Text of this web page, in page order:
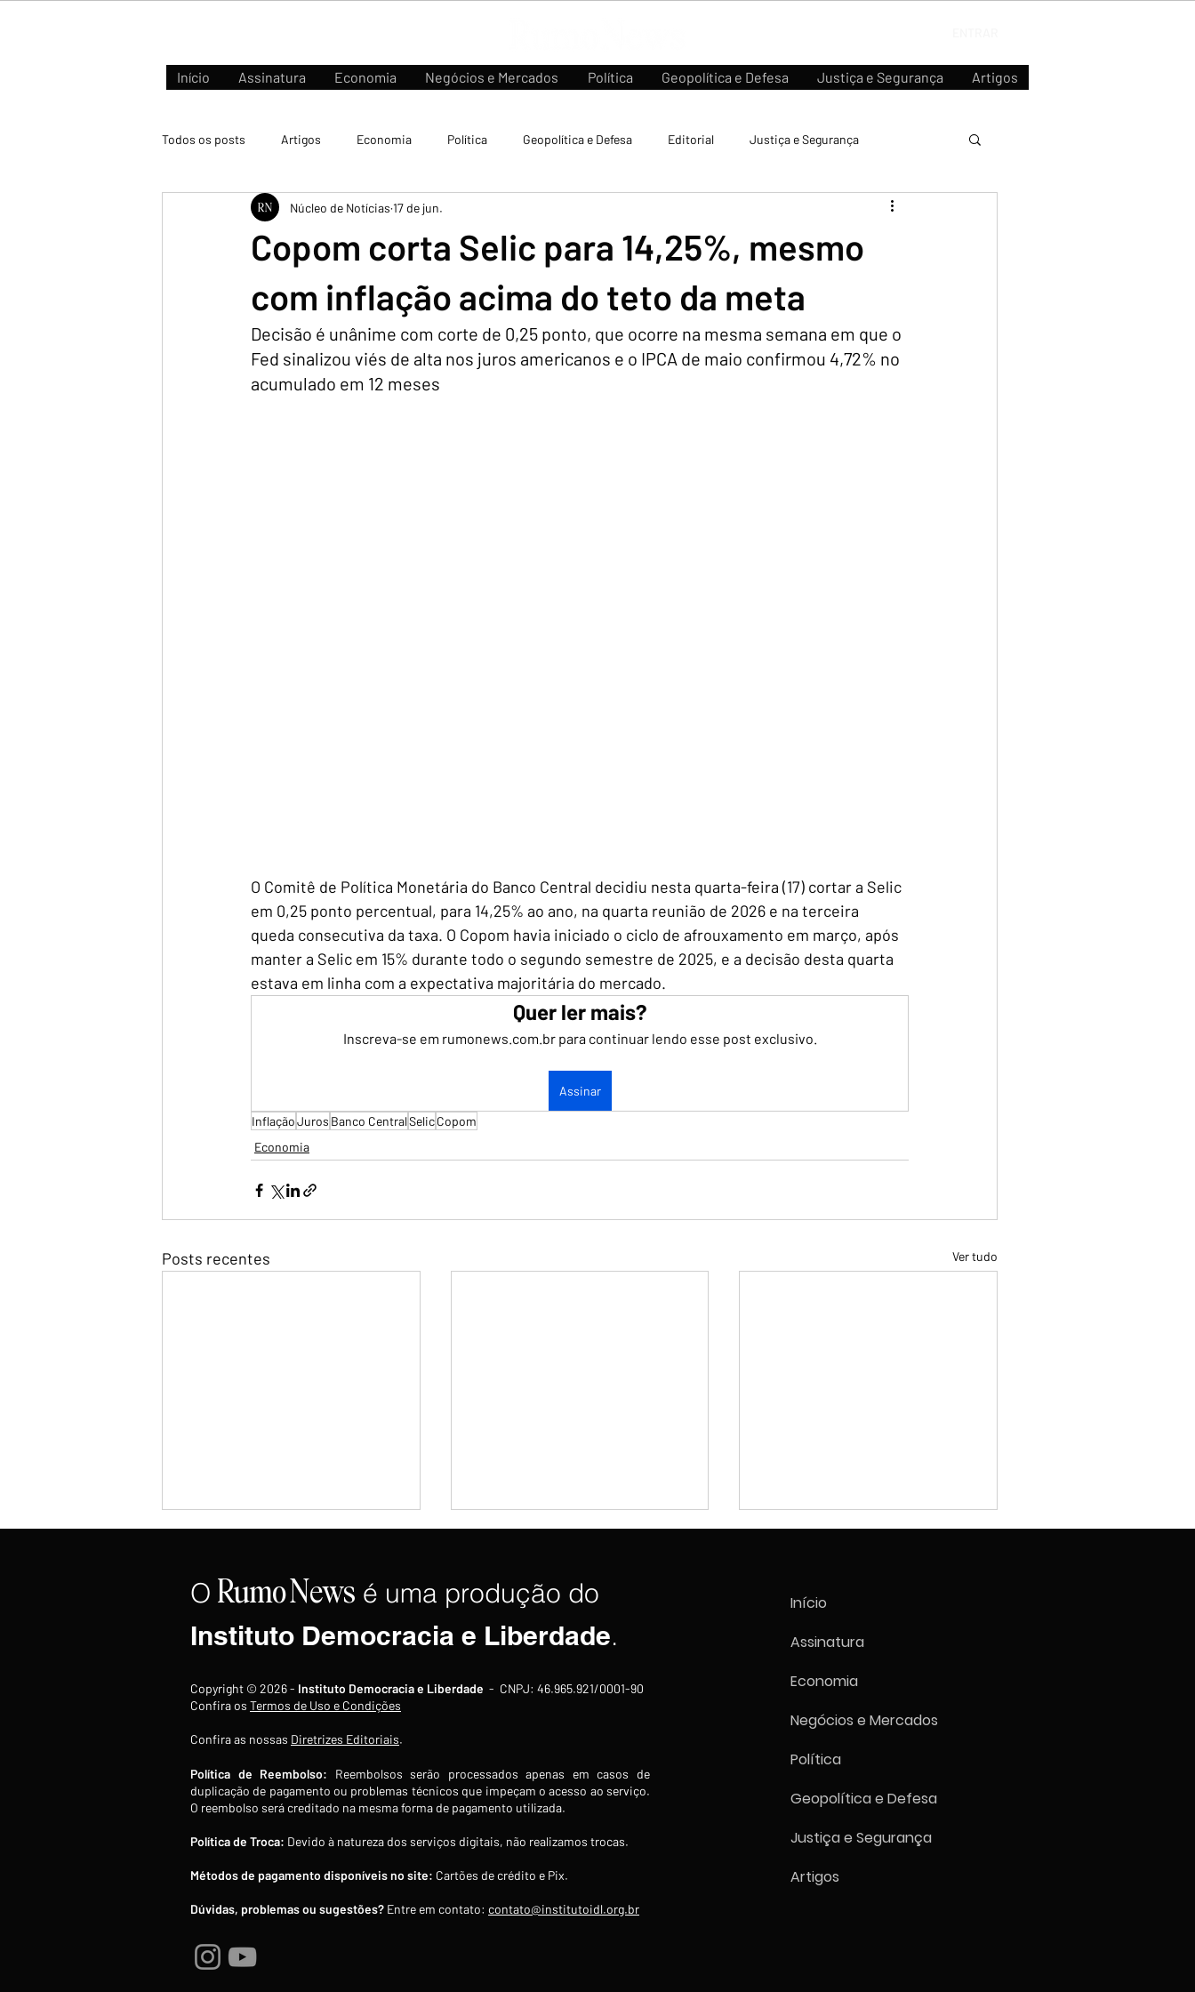
Início Assinatura Economia Negócios e Mercados Política Geopolítica e Defesa Justiça e Segurança Artigos
Todos os posts Artigos Economia Política Geopolítica e Defesa Editorial Justiça e Segurança
Negócios e Mercados
Copom corta Selic para 14,25%, mesmo
com inflação acima do teto da meta
Núcleo de Notícias 17 de jun.
Decisão é unânime com corte de 0,25 ponto, que ocorre na mesma semana em que o
Fed sinalizou viés de alta nos juros americanos e o IPCA de maio confirmou 4,72% no
acumulado em 12 meses
O Comitê de Política Monetária do Banco Central decidiu nesta quarta-feira (17) cortar a Selic
em 0,25 ponto percentual, para 14,25% ao ano, na quarta reunião de 2026 e na terceira
queda consecutiva da taxa. O Copom havia iniciado o ciclo de afrouxamento em março, após
manter a Selic em 15% durante todo o segundo semestre de 2025, e a decisão desta quarta
estava em linha com a expectativa majoritária do mercado.
Quer ler mais?
Inscreva-se em rumonews.com.br para continuar lendo esse post exclusivo.
Assinar
InflaçãoJuros Banco CentralSelicCopom
Economia
Posts recentes Ver tudo
Famílias brasileiras perdem
R$ 62,5 bilhões para as bets
Poupança tem saques
Copom reduz Selic para 14%
consecutivo de 0,25 ponto
O RumoNews é uma produção do
Instituto Democracia e Liberdade.
Copyright © 2026 - Instituto Democracia e Liberdade - CNPJ: 46.965.921/0001-90
Confira os Termos de Uso e Condições
Confira as nossas Diretrizes Editoriais.
Política de Reembolso: Reembolsos serão processados apenas em casos de
duplicação de pagamento ou problemas técnicos que impeçam o acesso ao serviço.
O reembolso será creditado na mesma forma de pagamento utilizada.
Política de Troca: Devido à natureza dos serviços digitais, não realizamos trocas.
Métodos de pagamento disponíveis no site: Cartões de crédito e Pix.
Dúvidas, problemas ou sugestões? Entre em contato: contato@institutoidl.org.br
Início
Assinatura
Economia
Negócios e Mercados
Política
Geopolítica e Defesa
Justiça e Segurança
Artigos